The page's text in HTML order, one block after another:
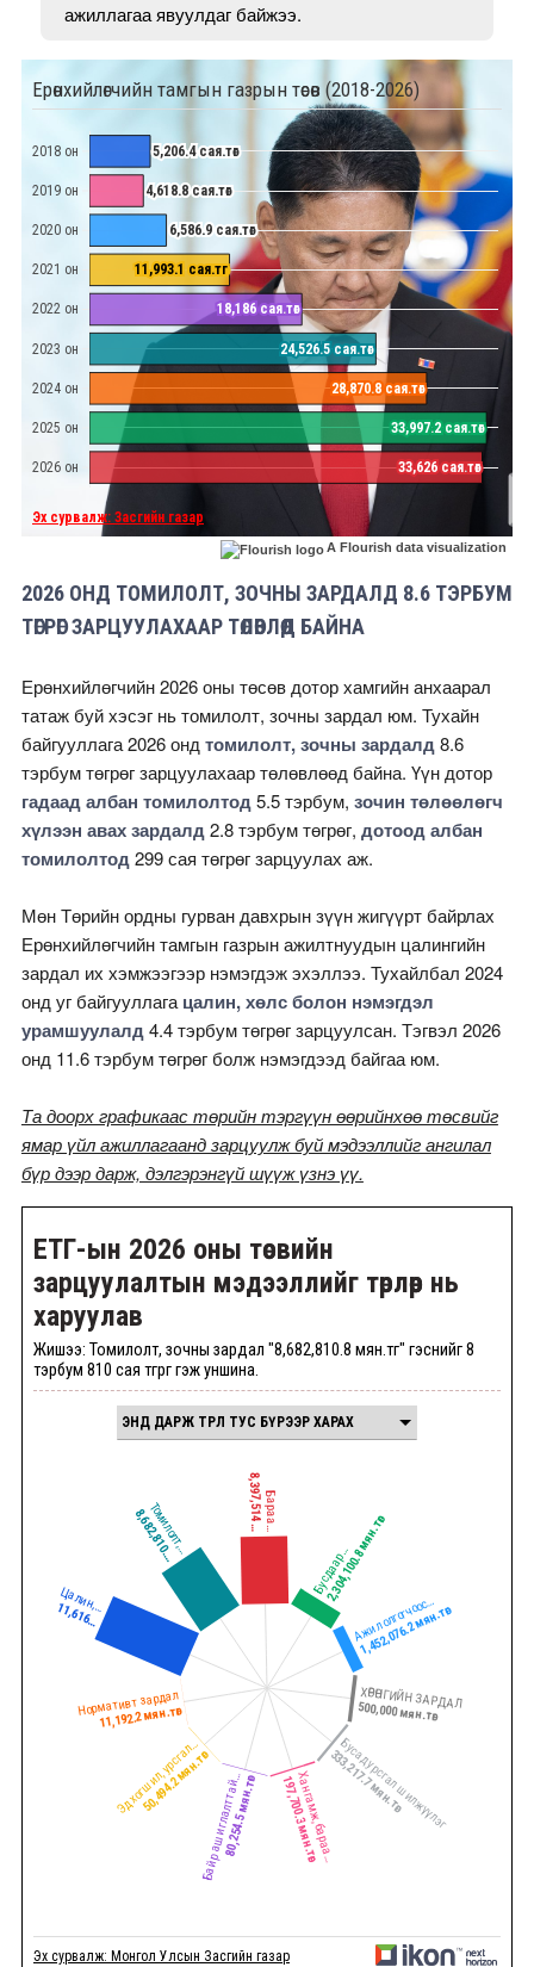
ажиллагаа явуулдаг байжээ.
A Flourish data visualization
2026 ОНД ТОМИЛОЛТ, ЗОЧНЫ ЗАРДАЛД 8.6 ТЭРБУМ
ТӨГРӨГ ЗАРЦУУЛАХААР ТӨЛӨВЛӨӨД БАЙНА
Ерөнхийлөгчийн 2026 оны төсөв дотор хамгийн анхаарал
татаж буй хэсэг нь томилолт, зочны зардал юм. Тухайн
байгууллага 2026 онд томилолт, зочны зардалд8.6
тэрбум төгрөг зарцуулахаар төлөвлөөд байна. Үүн дотор
гадаад албан томилолтод5.5 тэрбум, зочин төлөөлөгч
хүлээн авах зардалд2.8 тэрбум төгрөг, дотоод албан
томилолтод299 сая төгрөг зарцуулах аж.
Мөн Төрийн ордны гурван давхрын зүүн жигүүрт байрлах
Ерөнхийлөгчийн тамгын газрын ажилтнуудын цалингийн
зардал их хэмжээгээр нэмэгдэж эхэллээ. Тухайлбал 2024
онд уг байгууллага цалин, хөлс болон нэмэгдэл
урамшуулалд4.4 тэрбум төгрөг зарцуулсан. Тэгвэл 2026
онд 11.6 тэрбум төгрөг болж нэмэгдээд байгаа юм.
Та доорх графикаас төрийн тэргүүн өөрийнхөө төсвийг
ямар үйл ажиллагаанд зарцуулж буй мэдээллийг ангилал
бүр дээр дарж, дэлгэрэнгүй шүүж үзнэ үү.